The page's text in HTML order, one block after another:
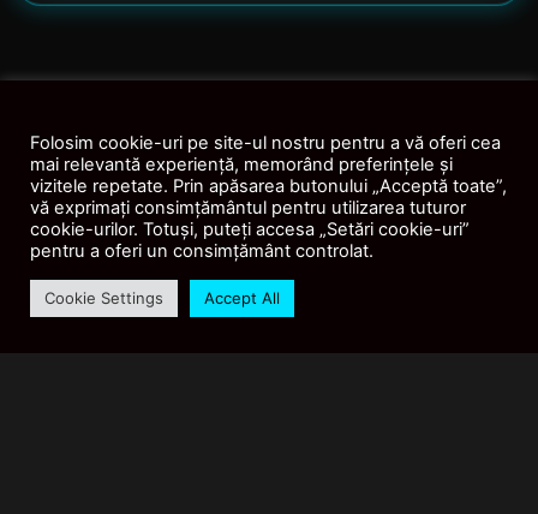
Folosim cookie-uri pe site-ul nostru pentru a vă oferi cea
mai relevantă experiență, memorând preferințele și
vizitele repetate. Prin apăsarea butonului „Acceptă toate”,
vă exprimați consimțământul pentru utilizarea tuturor
cookie-urilor. Totuși, puteți accesa „Setări cookie-uri”
pentru a oferi un consimțământ controlat.
Cookie Settings Accept All